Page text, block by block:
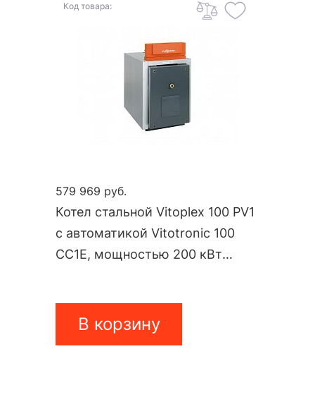
Код товара:
579 969 руб.
Котел стальной Vitoplex 100 PV1
c автоматикой Vitotronic 100
CC1E, мощностью 200 кВт
В корзину